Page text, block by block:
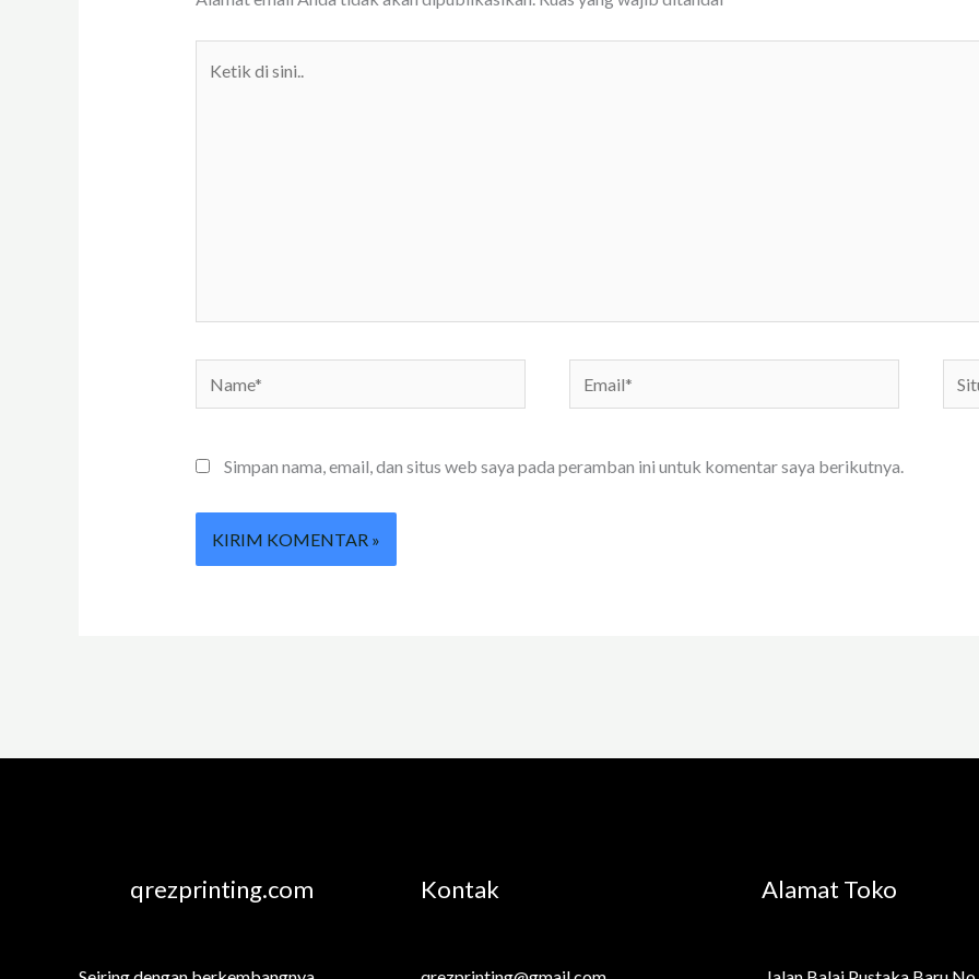
Name* Email*
Situs
Web
Simpan nama, email, dan situs web saya pada peramban ini untuk komentar saya berikutnya.
qrezprinting.com Kontak Alamat Toko